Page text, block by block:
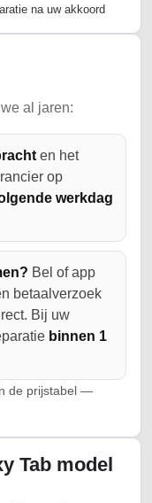
na uw akkoord
al jaren:
en het
op
werkdag
Bel of app
betaalverzoek
Bij uw
binnen 1
de prijstabel —
Tab model